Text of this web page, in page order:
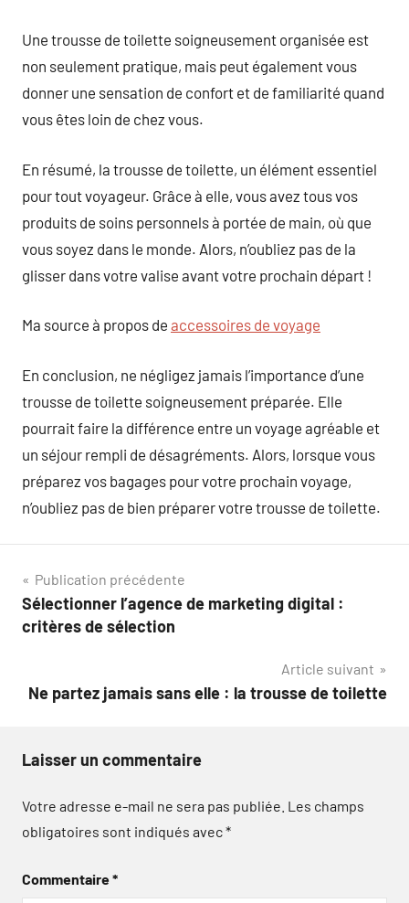
Une trousse de toilette soigneusement organisée est
non seulement pratique, mais peut également vous
donner une sensation de confort et de familiarité quand
vous êtes loin de chez vous.
En résumé, la trousse de toilette, un élément essentiel
pour tout voyageur. Grâce à elle, vous avez tous vos
produits de soins personnels à portée de main, où que
vous soyez dans le monde. Alors, n’oubliez pas de la
glisser dans votre valise avant votre prochain départ !
Ma source à propos de accessoires de voyage
En conclusion, ne négligez jamais l’importance d’une
trousse de toilette soigneusement préparée. Elle
pourrait faire la différence entre un voyage agréable et
un séjour rempli de désagréments. Alors, lorsque vous
préparez vos bagages pour votre prochain voyage,
n’oubliez pas de bien préparer votre trousse de toilette.
Navigation
de
Publication précédente
Sélectionner l’agence de marketing digital :
critères de sélection
Article suivant
Ne partez jamais sans elle : la trousse de toilette
Laisser un commentaire
Votre adresse e-mail ne sera pas publiée. Les champs
obligatoires sont indiqués avec*
Commentaire*